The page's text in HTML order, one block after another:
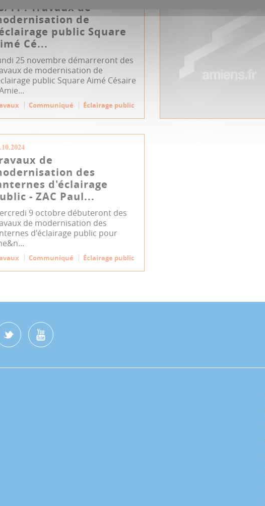
11 : Travaux de
de
public Square
Cé...
25 novembre démarreront des
de modernisation de
public Square Aimé Césaire
Communiqué Éclairage public
de
des
d'éclairage
- ZAC Paul...
9 octobre débuteront des
de modernisation des
d'éclairage public pour
Communiqué Éclairage public